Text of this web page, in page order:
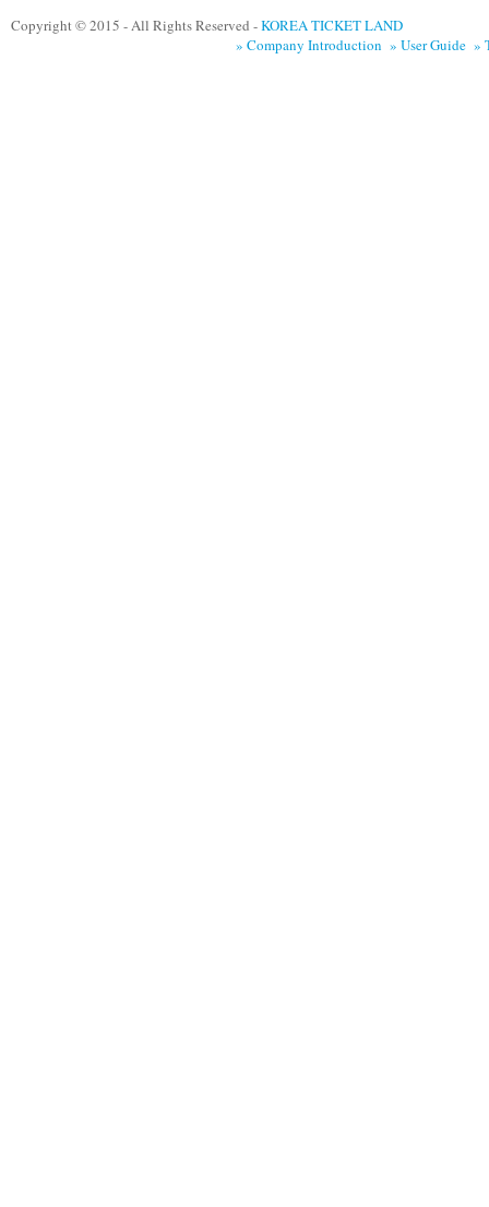
Copyright © 2015 - All Rights Reserved -KOREA TICKET LAND
» Company Introduction » User Guide »